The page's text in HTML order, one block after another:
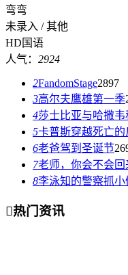
弯弯
未录入 / 其他
HD国语
人气： 2924
2FandomStage2897
3高尔夫鹰雄第一季
4莎士比亚与哈撒
5卡普斯穿越死亡的
6老爸驾到圣诞节
7老师，你会不会回
8李泳知的警察抓小
热门资讯